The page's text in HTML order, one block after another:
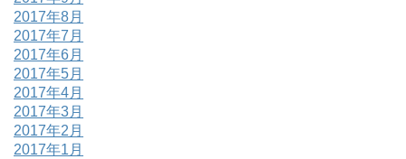
2017年8月
2017年7月
2017年6月
2017年5月
2017年4月
2017年3月
2017年2月
2017年1月